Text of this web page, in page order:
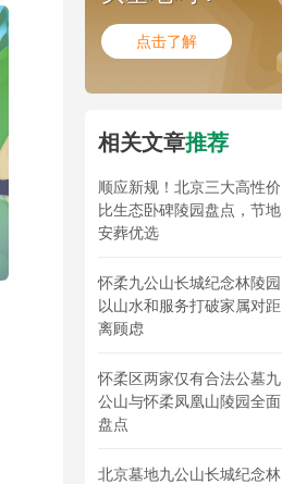
点击了解
相关文章推荐
顺应新规！北京三大高性价
比生态卧碑陵园盘点，节地
安葬优选
怀柔九公山长城纪念林陵园
以山水和服务打破家属对距
离顾虑
怀柔区两家仅有合法公墓九
公山与怀柔凤凰山陵园全面
盘点
北京墓地九公山长城纪念林